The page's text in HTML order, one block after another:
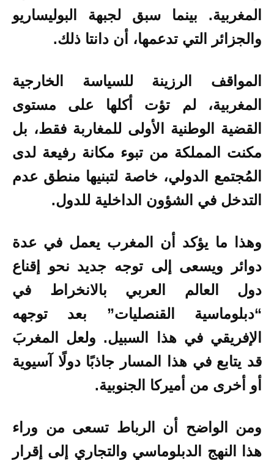
المغربية. بينما سبق لجبهة البوليساريو
والجزائر التي تدعمها، أن دانتا ذلك.
المواقف الرزينة للسياسة الخارجية
المغربية، لم تؤت أكلها على مستوى
القضية الوطنية الأولى للمغاربة فقط، بل
مكنت المملكة من تبوء مكانة رفيعة لدى
المُجتمع الدولي، خاصة لتبنيها منطق عدم
التدخل في الشؤون الداخلية للدول.
وهذا ما يؤكد أن المغرب يعمل في عدة
دوائر ويسعى إلى توجه جديد نحو إقناع
دول العالم العربي بالانخراط في
“دبلوماسية القنصليات” بعد توجهه
الإفريقي في هذا السبيل. ولعل المغربَ
قد يتابع في هذا المسار جاذبًا دولًا آسيوية
أو أخرى من أميركا الجنوبية.
ومن الواضح أن الرباط تسعى من وراء
هذا النهج الدبلوماسي والتجاري إلى إقرار